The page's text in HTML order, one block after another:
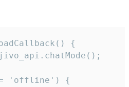
{
'offline') {